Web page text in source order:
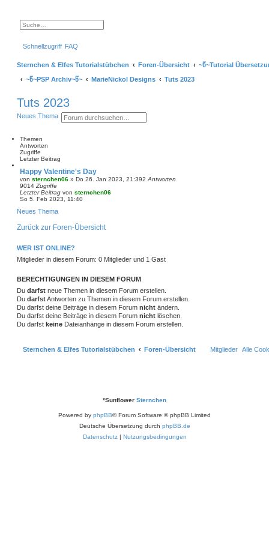
t
e
r
t
h
e
Schnellzugriff FAQ
Sternchen & Elfes Tutorialstübchen Foren-Übersicht
~წ~Tutorial
~წ~PSP Archiv~წ~
MarieNickol Designs Tuts 2023
Tuts 2023
Neues Thema S
u
E
r
t
e
u
c
Themen
Antworten
Zugriffe
Letzter Beitrag
Happy Valentine's Day
von sternchen06 » Do 26. Jan 2023, 21:392 Antworten
9014 Zugriffe
Letzter Beitrag von sternchen06
So 5. Feb 2023, 11:40
Neues Thema
Zurück zur Foren-Übersicht
WER IST ONLINE?
Mitglieder in diesem Forum: 0 Mitglieder und 1 Gast
BERECHTIGUNGEN IN DIESEM FORUM
Du darfst neue Themen in diesem Forum erstellen.
Du darfstAntworten zu Themen in diesem Forum erstellen.
Du darfst deine Beiträge in diesem Forum nicht ändern.
Du darfst deine Beiträge in diesem Forum nicht löschen.
Du darfst keine Dateianhänge in diesem Forum erstellen.
Sternchen & Elfes Tutorialstübchen Foren-Übersicht Alle
Mitglieder
*Sunflower Sternchen
Powered by phpBB® Forum Software © phpBB Limited
Deutsche Übersetzung durch phpBB.de
Datenschutz| Nutzungsbedingungen